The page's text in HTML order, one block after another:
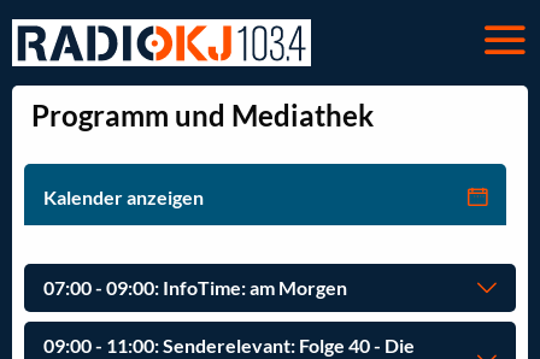
Programm und Mediathek
Kalender anzeigen
07:00 - 09:00: InfoTime: am Morgen
09:00 - 11:00: Senderelevant: Folge 40 - Die